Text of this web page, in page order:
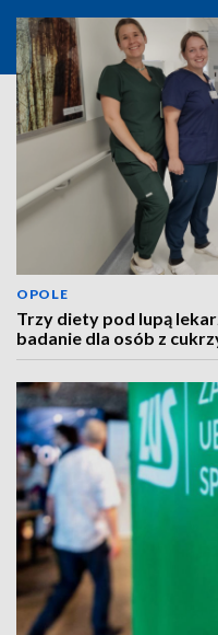
OPOLE
Trzy diety pod lupą
badanie dla osób z